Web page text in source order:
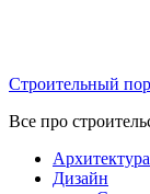
Строительный
Все про
Архитектура
Дизайн